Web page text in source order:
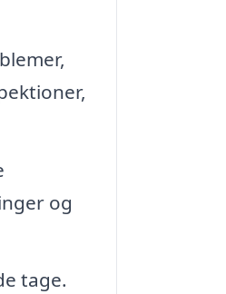
og
tage.